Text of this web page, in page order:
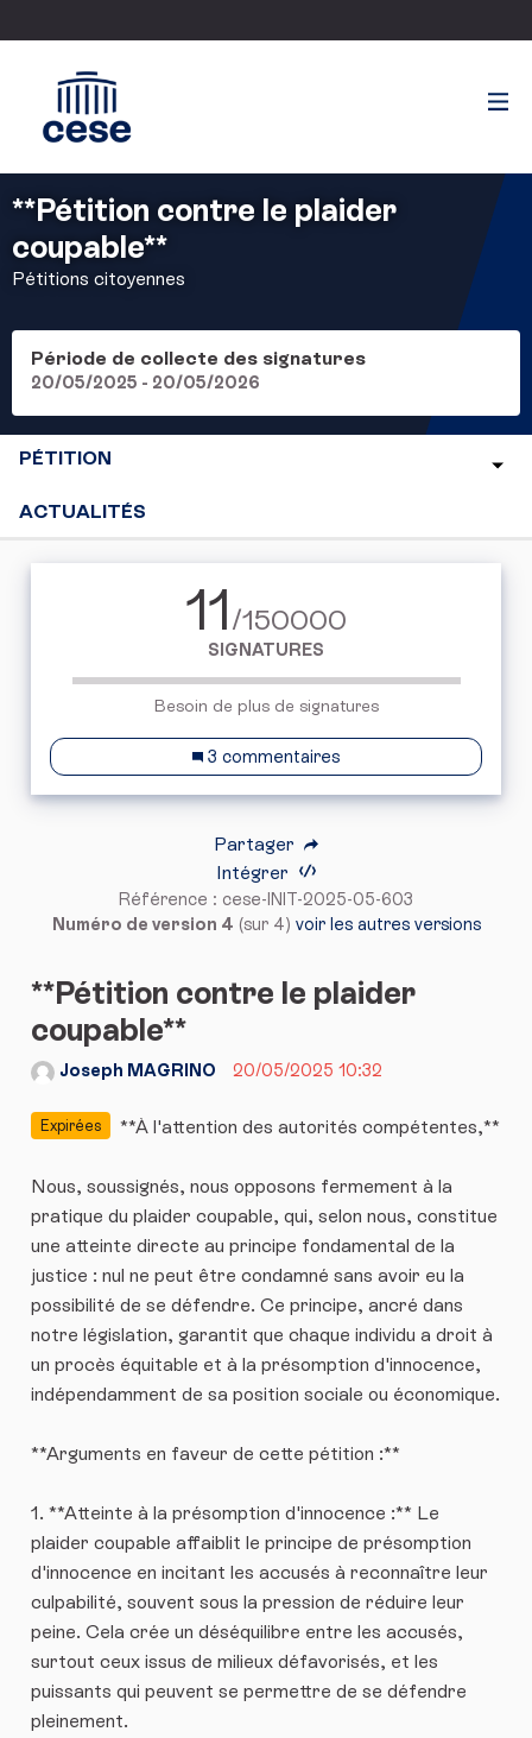
**Pétition contre le plaider
coupable**
Pétitions citoyennes
Période de collecte des signatures
20/05/2025 - 20/05/2026
PÉTITION
ACTUALITÉS
11/150000
SIGNATURES
Besoin de plus de signatures
3 commentaires
Partager
Intégrer
Référence : cese-INIT-2025-05-603
Numéro de version 4 (sur 4) voir les autres versions
**Pétition contre le plaider
coupable**
Joseph MAGRINO 20/05/2025 10:32
Expirées **À l'attention des autorités compétentes,**
Nous, soussignés, nous opposons fermement à la
pratique du plaider coupable, qui, selon nous, constitue
une atteinte directe au principe fondamental de la
justice : nul ne peut être condamné sans avoir eu la
possibilité de se défendre. Ce principe, ancré dans
notre législation, garantit que chaque individu a droit à
un procès équitable et à la présomption d'innocence,
indépendamment de sa position sociale ou économique.
**Arguments en faveur de cette pétition :**
1. **Atteinte à la présomption d'innocence :** Le
plaider coupable affaiblit le principe de présomption
d'innocence en incitant les accusés à reconnaître leur
culpabilité, souvent sous la pression de réduire leur
peine. Cela crée un déséquilibre entre les accusés,
surtout ceux issus de milieux défavorisés, et les
puissants qui peuvent se permettre de se défendre
pleinement.